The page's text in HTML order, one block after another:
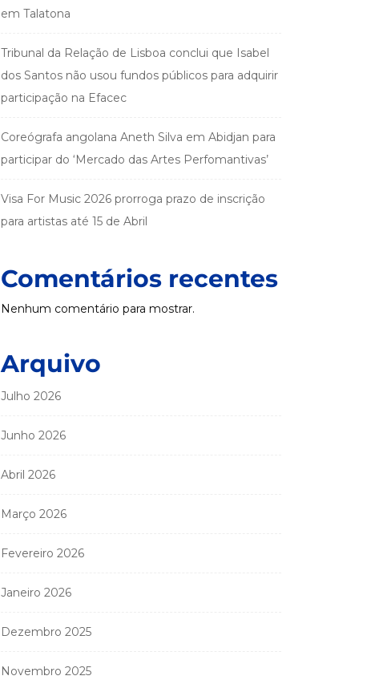
em Talatona
Tribunal da Relação de Lisboa conclui que Isabel
dos Santos não usou fundos públicos para adquirir
participação na Efacec
Coreógrafa angolana Aneth Silva em Abidjan para
participar do ‘Mercado das Artes Perfomantivas’
Visa For Music 2026 prorroga prazo de inscrição
para artistas até 15 de Abril
Comentários recentes
Nenhum comentário para mostrar.
Arquivo
Julho 2026
Junho 2026
Abril 2026
Março 2026
Fevereiro 2026
Janeiro 2026
Dezembro 2025
Novembro 2025